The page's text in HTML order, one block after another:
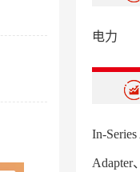
电力
In-
Adapter